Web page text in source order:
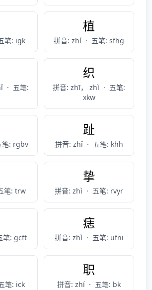
笔: igk
植
拼音: zhí · 五笔: sfhg
· 五笔:
织
拼音: zhī， zhì · 五笔:
xkw
笔: rgbv
趾
拼音: zhǐ · 五笔: khh
笔: trw
挚
拼音: zhì · 五笔: rvyr
笔: gcft
痣
拼音: zhì · 五笔: ufni
笔: ick
职
拼音: zhí · 五笔: bk